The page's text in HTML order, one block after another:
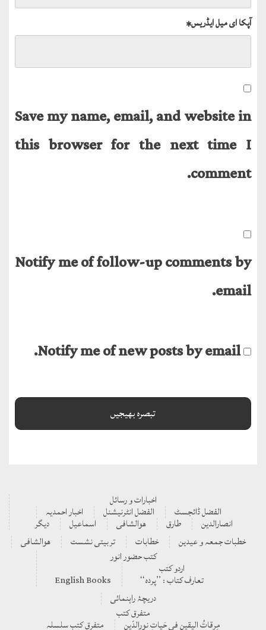
آپکا ای میل ایڈریس*
Save my name, email, and website in
this browser for the next time I
comment.
Notify me of follow-up comments by
email.
Notify me of new posts by email.
اخبارات و رسائل
الفضل ڈائجسٹ الفضل انٹرنیشنل اخبار احمدیہ
انصارالدین طارق ھوالشافی اسماعیل
دیگر
خطبات جمعہ و عیدین
خطابات تربیتی نشست
ھوالشافی
کتب حضور انور
اردو کتب
تعارف کتاب : ’’پردہ‘‘
English Books
دریچۂ راہنمائی
متفرق کتب
مِرقاتُ الیقین فی حَیاتِ نورالدّین متفرق کتب سلسلہ